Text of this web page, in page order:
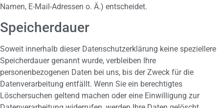
Namen, E-Mail-Adressen o. Ä.) entscheidet.
Speicherdauer
Soweit innerhalb dieser Datenschutzerklärung keine speziellere
Speicherdauer genannt wurde, verbleiben Ihre
personenbezogenen Daten bei uns, bis der Zweck für die
Datenverarbeitung entfällt. Wenn Sie ein berechtigtes
Löschersuchen geltend machen oder eine Einwilligung zur